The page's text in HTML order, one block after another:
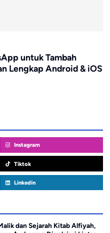
untuk Tambah
Lengkap Android & iOS
Instagram
Tiktok
Linkedin
dan Sejarah Kitab Alfiyah,